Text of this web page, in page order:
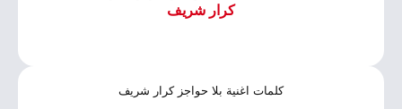
كرار شريف
كلمات اغنية بلا حواجز كرار شريف